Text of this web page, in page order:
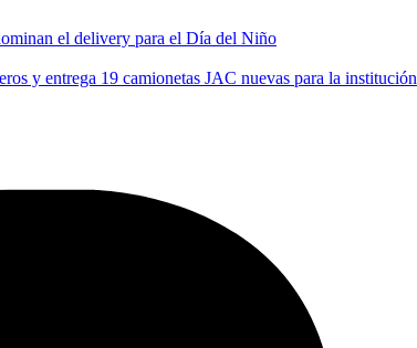
el delivery para el Día del Niño
y entrega 19 camionetas JAC nuevas para la institución